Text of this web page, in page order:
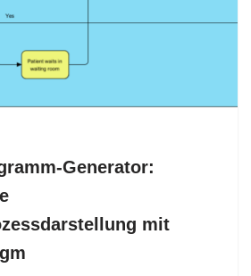
Generator:
mit